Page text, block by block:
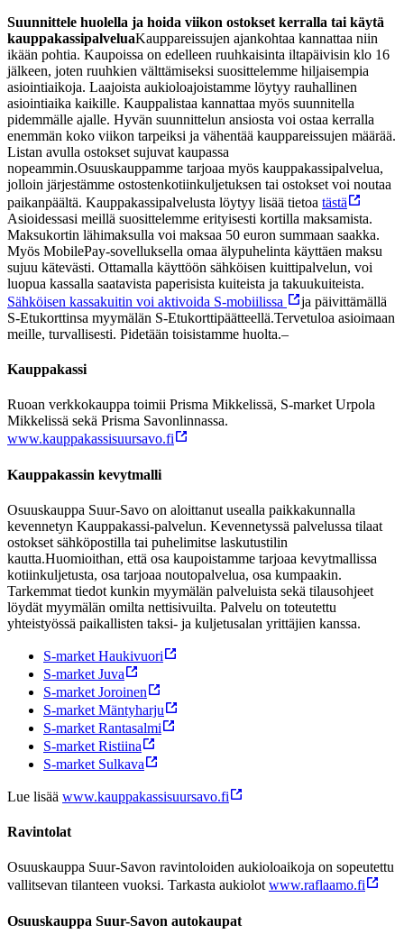
Suunnittele huolella ja hoida viikon ostokset kerralla tai käytä
kauppakassipalveluaKauppareissujen ajankohtaa kannattaa niin
ikään pohtia. Kaupoissa on edelleen ruuhkaisinta iltapäivisin klo 16
jälkeen, joten ruuhkien välttämiseksi suosittelemme hiljaisempia
asiointiaikoja. Laajoista aukioloajoistamme löytyy rauhallinen
asiointiaika kaikille. Kauppalistaa kannattaa myös suunnitella
pidemmälle ajalle. Hyvän suunnittelun ansiosta voi ostaa kerralla
enemmän koko viikon tarpeiksi ja vähentää kauppareissujen määrää.
Listan avulla ostokset sujuvat kaupassa
nopeammin.Osuuskauppamme tarjoaa myös kauppakassipalvelua,
jolloin järjestämme ostostenkotiinkuljetuksen tai ostokset voi noutaa
paikanpäältä. Kauppakassipalvelusta löytyy lisää tietoa tästä
Asioidessasi meillä suosittelemme erityisesti kortilla maksamista.
Maksukortin lähimaksulla voi maksaa 50 euron summaan saakka.
Myös MobilePay-sovelluksella omaa älypuhelinta käyttäen maksu
sujuu kätevästi. Ottamalla käyttöön sähköisen kuittipalvelun, voi
luopua kassalla saatavista paperisista kuiteista ja takuukuiteista.
Sähköisen kassakuitin voi aktivoida S-mobiilissa
ja päivittämällä
S-Etukorttinsa myymälän S-Etukorttipäätteellä.Tervetuloa asioimaan
meille, turvallisesti. Pidetään toisistamme huolta.–
Kauppakassi
Ruoan verkkokauppa toimii Prisma Mikkelissä, S-market Urpola
Mikkelissä sekä Prisma Savonlinnassa.
www.kauppakassisuursavo.fi
Kauppakassin kevytmalli
Osuuskauppa Suur-Savo on aloittanut usealla paikkakunnalla
kevennetyn Kauppakassi-palvelun. Kevennetyssä palvelussa tilaat
ostokset sähköpostilla tai puhelimitse laskutustilin
kautta.Huomioithan, että osa kaupoistamme tarjoaa kevytmallissa
kotiinkuljetusta, osa tarjoaa noutopalvelua, osa kumpaakin.
Tarkemmat tiedot kunkin myymälän palveluista sekä tilausohjeet
löydät myymälän omilta nettisivuilta. Palvelu on toteutettu
yhteistyössä paikallisten taksi- ja kuljetusalan yrittäjien kanssa.
S-market Haukivuori
S-market Juva
S-market Joroinen
S-market Mäntyharju
S-market Rantasalmi
S-market Ristiina
S-market Sulkava
Lue lisää www.kauppakassisuursavo.fi
Ravintolat
Osuuskauppa Suur-Savon ravintoloiden aukioloaikoja on sopeutettu
vallitsevan tilanteen vuoksi. Tarkasta aukiolotwww.raflaamo.fi
Osuuskauppa Suur-Savon autokaupat